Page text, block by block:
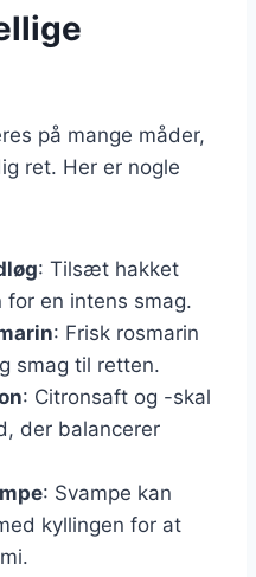
på mange måder,
ret. Her er nogle
: Tilsæt hakket
en intens smag.
: Frisk rosmarin
smag til retten.
: Citronsaft og -skal
der balancerer
: Svampe kan
kyllingen for at